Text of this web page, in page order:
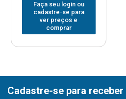
Faça seu login ou
cadastre-se para
ver preços e
comprar
Cadastre-se para